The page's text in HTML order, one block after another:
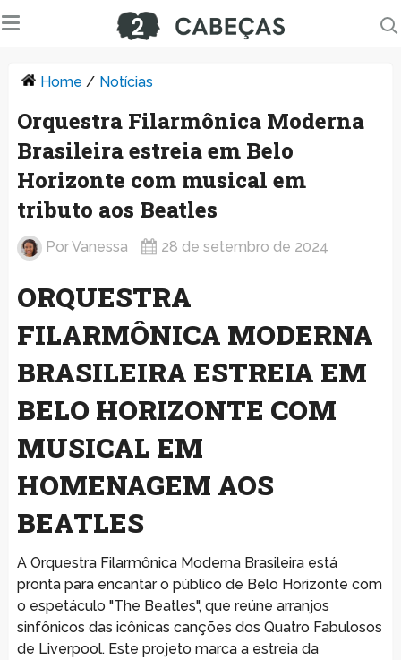
Home / Notícias
Orquestra Filarmônica Moderna
Brasileira estreia em Belo
Horizonte com musical em
tributo aos Beatles
PorVanessa 28 de setembro de 2024
ORQUESTRA
FILARMÔNICA MODERNA
BRASILEIRA ESTREIA EM
BELO HORIZONTE COM
MUSICAL EM
HOMENAGEM AOS
BEATLES
A Orquestra Filarmônica Moderna Brasileira está
pronta para encantar o público de Belo Horizonte com
o espetáculo "The Beatles", que reúne arranjos
sinfônicos das icônicas canções dos Quatro Fabulosos
de Liverpool. Este projeto marca a estreia da